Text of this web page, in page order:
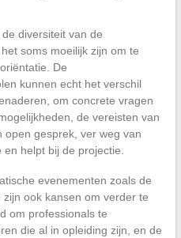
diversiteit van de
het soms moeilijk zijn om te
De
kunnen echt het verschil
om concrete vragen
de vereisten van
open gesprek, ver weg van
helpt bij de projectie.
evenementen zoals de
zijn ook kansen om verder te
om professionals te
die al in opleiding zijn, en de